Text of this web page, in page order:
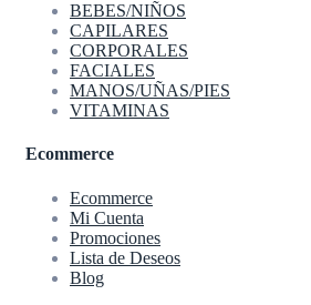
BEBES/NIÑOS
CAPILARES
CORPORALES
FACIALES
MANOS/UÑAS/PIES
VITAMINAS
Ecommerce
Ecommerce
Mi Cuenta
Promociones
Lista de Deseos
Blog